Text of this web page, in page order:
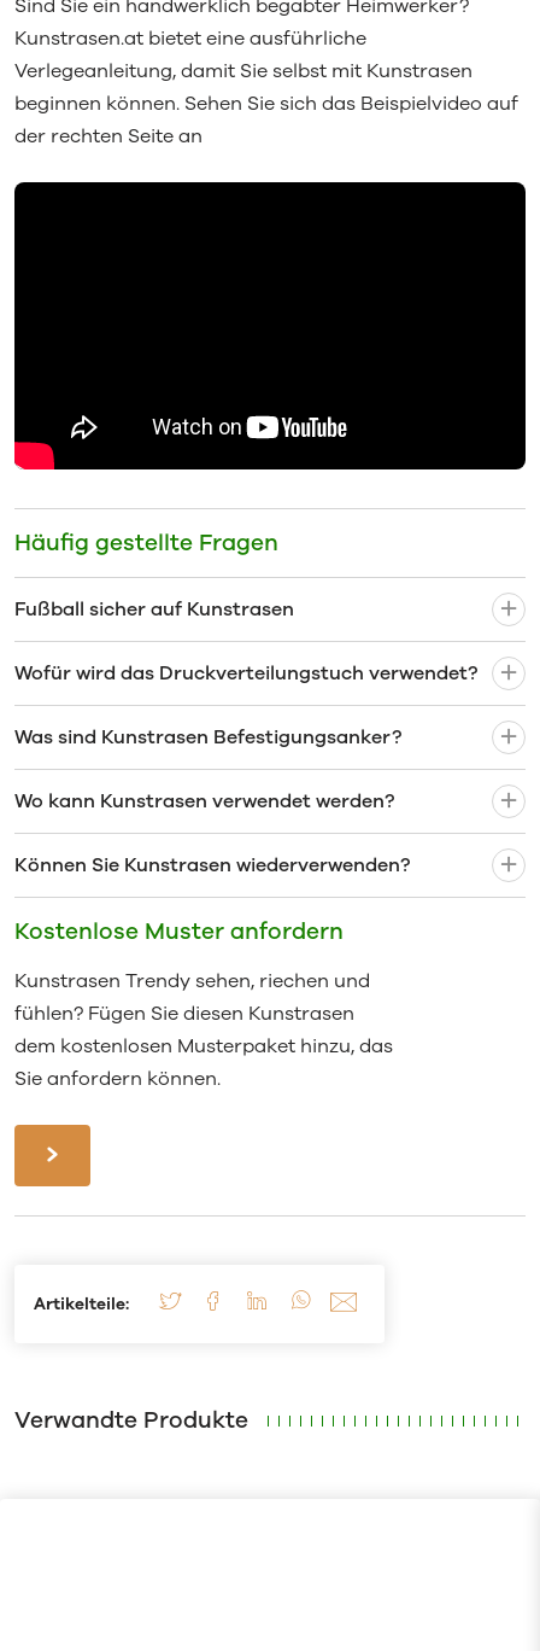
Sind Sie ein handwerklich begabter Heimwerker?
Kunstrasen.at bietet eine ausführliche
Verlegeanleitung, damit Sie selbst mit Kunstrasen
beginnen können. Sehen Sie sich das Beispielvideo auf
der rechten Seite an
Häufig gestellte Fragen
Fußball sicher auf Kunstrasen
Wofür wird das Druckverteilungstuch verwendet?
Was sind Kunstrasen Befestigungsanker?
Wo kann Kunstrasen verwendet werden?
Können Sie Kunstrasen wiederverwenden?
Kostenlose Muster anfordern
Kunstrasen Trendy sehen, riechen und
fühlen? Fügen Sie diesen Kunstrasen
dem kostenlosen Musterpaket hinzu, das
Sie anfordern können.
Artikelteile:
Verwandte Produkte